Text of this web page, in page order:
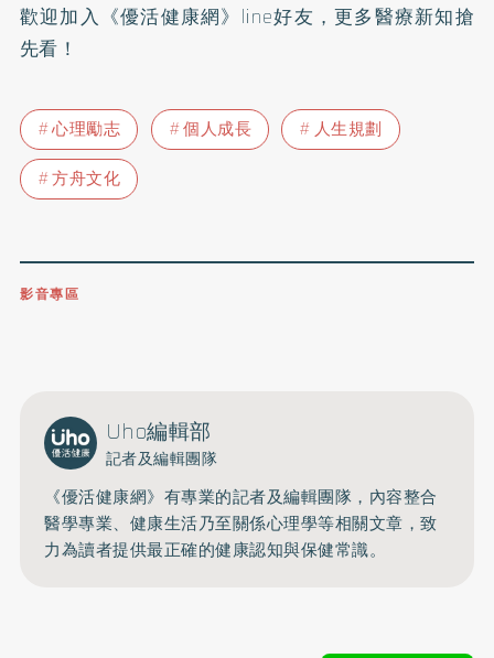
歡迎加入 《優活健康網》line好友 ，更多醫療新知搶
先看！
心理勵志 個人成長
人生規劃
方舟文化
影音專區
Uho編輯部
記者及編輯團隊
《優活健康網》有專業的記者及編輯團隊，內容整合
醫學專業、健康生活乃至關係心理學等相關文章，致
力為讀者提供最正確的健康認知與保健常識。